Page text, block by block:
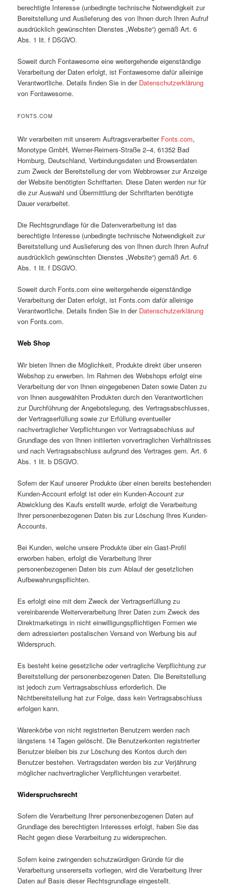
berechtigte Interesse (unbedingte technische Notwendigkeit zur
Bereitstellung und Auslieferung des von Ihnen durch Ihren Aufruf
ausdrücklich gewünschten Dienstes „Website“) gemäß Art. 6
Abs. 1 lit. f DSGVO.
Soweit durch Fontawesome eine weitergehende eigenständige
Verarbeitung der Daten erfolgt, ist Fontawesome dafür alleinige
Verantwortliche. Details finden Sie in der Datenschutzerklärung
von Fontawesome.
FONTS.COM
Wir verarbeiten mit unserem Auftragsverarbeiter Fonts.com,
Monotype GmbH, Werner-Reimers-Straße 2–4, 61352 Bad
Homburg, Deutschland, Verbindungsdaten und Browserdaten
zum Zweck der Bereitstellung der vom Webbrowser zur Anzeige
der Website benötigten Schriftarten. Diese Daten werden nur für
die zur Auswahl und Übermittlung der Schriftarten benötigte
Dauer verarbeitet.
Die Rechtsgrundlage für die Datenverarbeitung ist das
berechtigte Interesse (unbedingte technische Notwendigkeit zur
Bereitstellung und Auslieferung des von Ihnen durch Ihren Aufruf
ausdrücklich gewünschten Dienstes „Website“) gemäß Art. 6
Abs. 1 lit. f DSGVO.
Soweit durch Fonts.com eine weitergehende eigenständige
Verarbeitung der Daten erfolgt, ist Fonts.com dafür alleinige
Verantwortliche. Details finden Sie in der Datenschutzerklärung
von Fonts.com.
Web Shop
Wir bieten Ihnen die Möglichkeit, Produkte direkt über unseren
Webshop zu erwerben. Im Rahmen des Webshops erfolgt eine
Verarbeitung der von Ihnen eingegebenen Daten sowie Daten zu
von Ihnen ausgewählten Produkten durch den Verantwortlichen
zur Durchführung der Angebotslegung, des Vertragsabschlusses,
der Vertragserfüllung sowie zur Erfüllung eventueller
nachvertraglicher Verpflichtungen vor Vertragsabschluss auf
Grundlage des von Ihnen initiierten vorvertraglichen Verhältnisses
und nach Vertragsabschluss aufgrund des Vertrages gem. Art. 6
Abs. 1 lit. b DSGVO.
Sofern der Kauf unserer Produkte über einen bereits bestehenden
Kunden-Account erfolgt ist oder ein Kunden-Account zur
Abwicklung des Kaufs erstellt wurde, erfolgt die Verarbeitung
Ihrer personenbezogenen Daten bis zur Löschung Ihres Kunden-
Accounts.
Bei Kunden, welche unsere Produkte über ein Gast-Profil
erworben haben, erfolgt die Verarbeitung Ihrer
personenbezogenen Daten bis zum Ablauf der gesetzlichen
Aufbewahrungspflichten.
Es erfolgt eine mit dem Zweck der Vertragserfüllung zu
vereinbarende Weiterverarbeitung Ihrer Daten zum Zweck des
Direktmarketings in nicht einwilligungspflichtigen Formen wie
dem adressierten postalischen Versand von Werbung bis auf
Widerspruch.
Es besteht keine gesetzliche oder vertragliche Verpflichtung zur
Bereitstellung der personenbezogenen Daten. Die Bereitstellung
ist jedoch zum Vertragsabschluss erforderlich. Die
Nichtbereitstellung hat zur Folge, dass kein Vertragsabschluss
erfolgen kann.
Warenkörbe von nicht registrierten Benutzern werden nach
längstens 14 Tagen gelöscht. Die Benutzerkonten registrierter
Benutzer bleiben bis zur Löschung des Kontos durch den
Benutzer bestehen. Vertragsdaten werden bis zur Verjährung
möglicher nachvertraglicher Verpflichtungen verarbeitet.
Widerspruchsrecht
Sofern die Verarbeitung Ihrer personenbezogenen Daten auf
Grundlage des berechtigten Interesses erfolgt, haben Sie das
Recht gegen diese Verarbeitung zu widersprechen.
Sofern keine zwingenden schutzwürdigen Gründe für die
Verarbeitung unsererseits vorliegen, wird die Verarbeitung Ihrer
Daten auf Basis dieser Rechtsgrundlage eingestellt.